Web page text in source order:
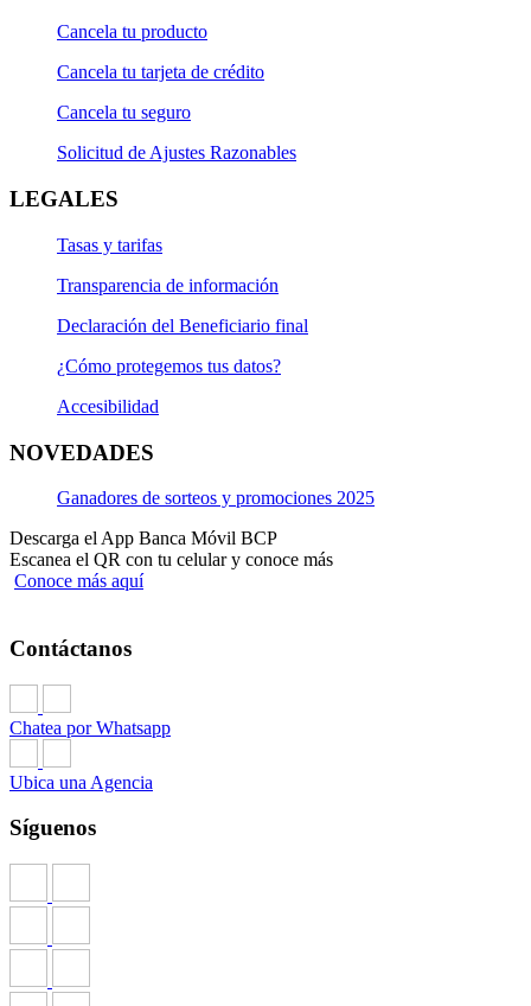
Cancela tu producto
Cancela tu tarjeta de crédito
Cancela tu seguro
Solicitud de Ajustes Razonables
LEGALES
Tasas y tarifas
Transparencia de información
Declaración del Beneficiario final
¿Cómo protegemos tus datos?
Accesibilidad
NOVEDADES
Ganadores de sorteos y promociones 2025
Descarga el App Banca Móvil BCP
Escanea el QR con tu celular y conoce más
Conoce más aquí
Contáctanos
Chatea por Whatsapp
Ubica una Agencia
Síguenos